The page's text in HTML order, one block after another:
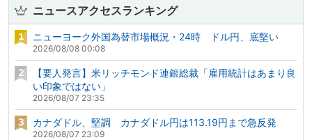
ニュースアクセスランキング
ニューヨーク外国為替市場概況・24時 ドル円、底堅い
2026/08/08 00:08
【要人発言】米リッチモンド連銀総裁「雇用統計はあまり良
い印象ではない」
2026/08/07 23:35
カナダドル、堅調 カナダドル円は113.19円まで急反発
2026/08/07 23:09